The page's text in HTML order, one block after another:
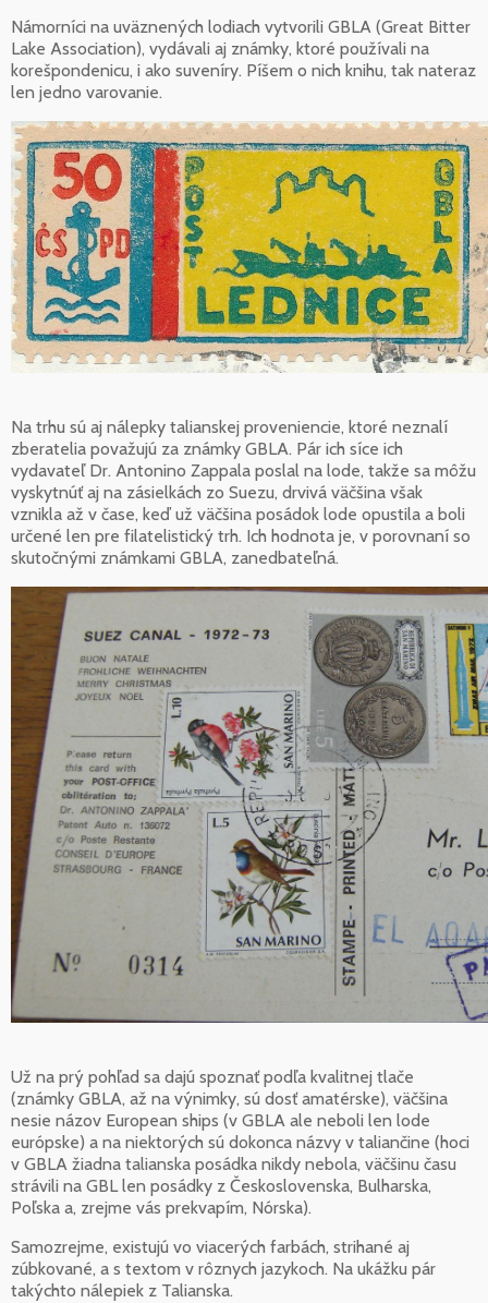
Námorníci na uväznených lodiach vytvorili GBLA (Great Bitter
Lake Association), vydávali aj známky, ktoré používali na
korešpondenicu, i ako suveníry. Píšem o nich knihu, tak nateraz
len jedno varovanie.
Na trhu sú aj nálepky talianskej proveniencie, ktoré neznalí
zberatelia považujú za známky GBLA. Pár ich síce ich
vydavateľ Dr. Antonino Zappala poslal na lode, takže sa môžu
vyskytnúť aj na zásielkách zo Suezu, drvivá väčšina však
vznikla až v čase, keď už väčšina posádok lode opustila a boli
určené len pre filatelistický trh. Ich hodnota je, v porovnaní so
skutočnými známkami GBLA, zanedbateľná.
Už na prý pohľad sa dajú spoznať podľa kvalitnej tlače
(známky GBLA, až na výnimky, sú dosť amatérske), väčšina
nesie názov European ships (v GBLA ale neboli len lode
európske) a na niektorých sú dokonca názvy v taliančine (hoci
v GBLA žiadna talianska posádka nikdy nebola, väčšinu času
strávili na GBL len posádky z Československa, Bulharska,
Poľska a, zrejme vás prekvapím, Nórska).
Samozrejme, existujú vo viacerých farbách, strihané aj
zúbkované, a s textom v rôznych jazykoch. Na ukážku pár
takýchto nálepiek z Talianska.